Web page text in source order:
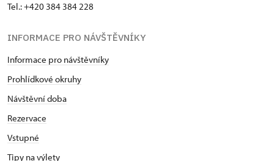
Tel.: +420 384 384 228
INFORMACE PRO NÁVŠTĚVNÍKY
Informace pro návštěvníky
Prohlídkové okruhy
Návštěvní doba
Rezervace
Vstupné
Tipy na výlety